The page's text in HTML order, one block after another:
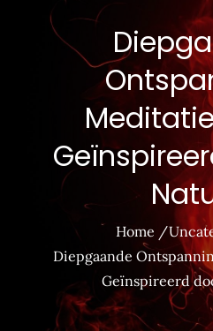
Home
Diepgaande
Geïnspireerd